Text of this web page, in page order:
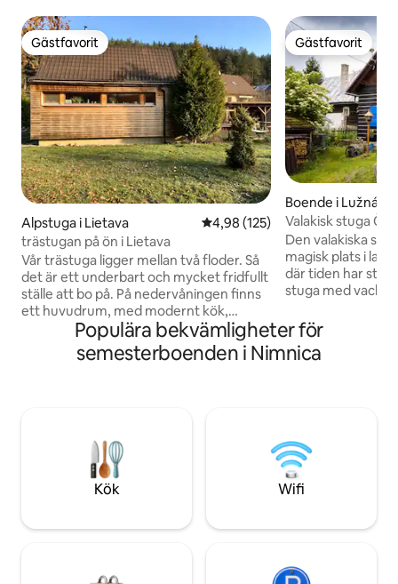
Gästfavorit
Gästfavorit
Alpstuga i Lietava 4,98 av 5 i genomsnittligt
4,98 (125)
trästugan på ön i Lietava
Vår trästuga ligger mellan två floder. Så
det är ett underbart och mycket fridfullt
ställe att bo på. På nedervåningen finns
ett huvudrum, med modernt kök,
kylskåp, tvättmaskin, diskmaskin... det
finns en öppen spis, som kan värma hela
vara glada från att gunga lågt i stugan...
Gästfavorit
Gästfavorit
Boende i Lužná
Valakisk stuga
Den valakiska
magisk plats i
där tiden har
stuga med
och ro mitt i
kommer du att
målade sängarna
stunder med
Populära bekvämligheter för
semesterboenden i Nimnica
Kök Wifi